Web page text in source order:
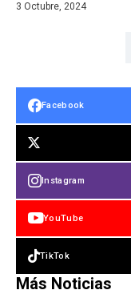
3 Octubre, 2024
Facebook
Instagram
YouTube
TikTok
Más Noticias